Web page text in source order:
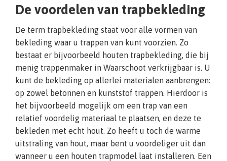
De voordelen van trapbekleding
De term trapbekleding staat voor alle vormen van
bekleding waar u trappen van kunt voorzien. Zo
bestaat er bijvoorbeeld houten trapbekleding, die bij
menig trappenmaker in Waarschoot verkrijgbaar is. U
kunt de bekleding op allerlei materialen aanbrengen:
op zowel betonnen en kunststof trappen. Hierdoor is
het bijvoorbeeld mogelijk om een trap van een
relatief voordelig materiaal te plaatsen, en deze te
bekleden met echt hout. Zo heeft u toch de warme
uitstraling van hout, maar bent u voordeliger uit dan
wanneer u een houten trapmodel laat installeren. Een